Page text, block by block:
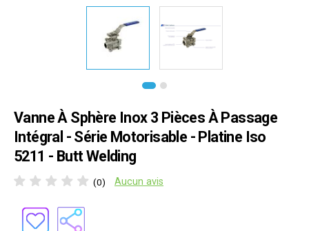
Vanne À Sphère Inox 3 Pièces À Passage
Intégral - Série Motorisable - Platine Iso
5211 - Butt Welding
(0) Aucun avis